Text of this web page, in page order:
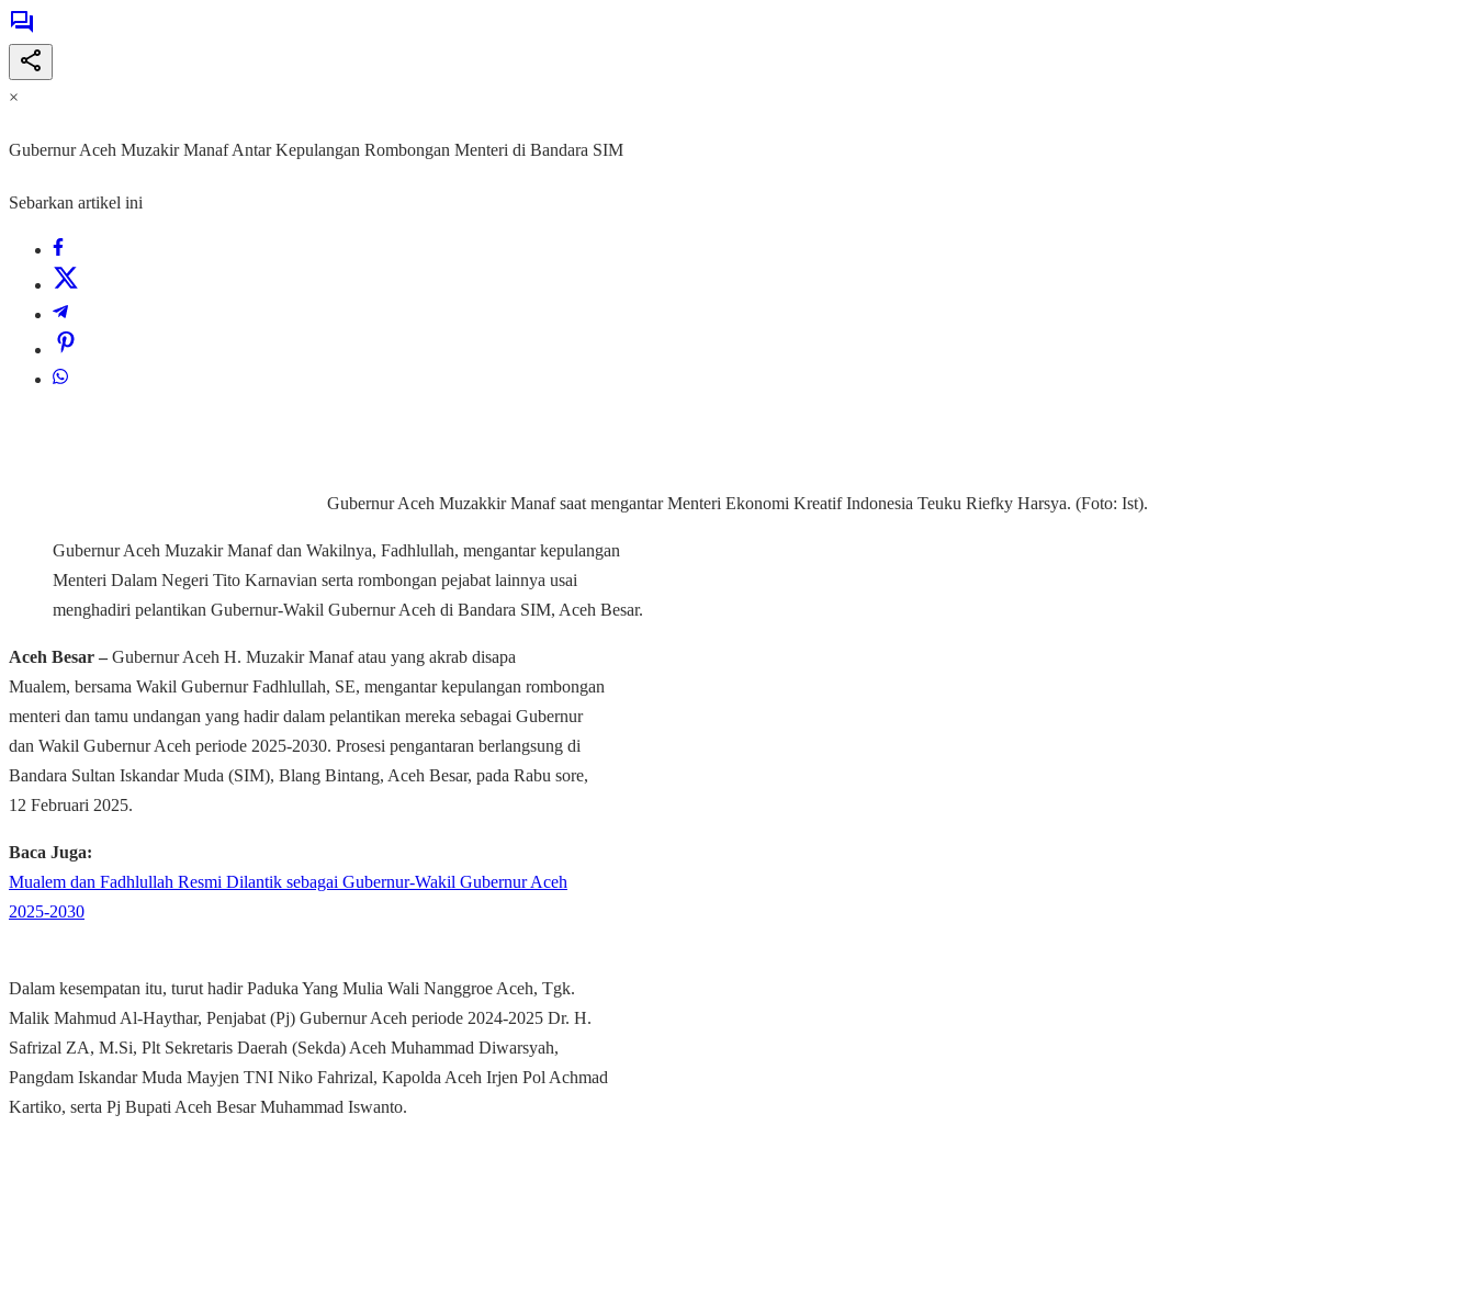
×
Gubernur Aceh Muzakir Manaf Antar Kepulangan Rombongan Menteri di Bandara SIM
Sebarkan artikel ini
Gubernur Aceh Muzakkir Manaf saat mengantar Menteri Ekonomi Kreatif Indonesia Teuku Riefky Harsya. (Foto: Ist).
Gubernur Aceh Muzakir Manaf dan Wakilnya, Fadhlullah, mengantar kepulangan
Menteri Dalam Negeri Tito Karnavian serta rombongan pejabat lainnya usai
menghadiri pelantikan Gubernur-Wakil Gubernur Aceh di Bandara SIM, Aceh Besar.
Aceh Besar – Gubernur Aceh H. Muzakir Manaf atau yang akrab disapa
Mualem, bersama Wakil Gubernur Fadhlullah, SE, mengantar kepulangan rombongan
menteri dan tamu undangan yang hadir dalam pelantikan mereka sebagai Gubernur
dan Wakil Gubernur Aceh periode 2025-2030. Prosesi pengantaran berlangsung di
Bandara Sultan Iskandar Muda (SIM), Blang Bintang, Aceh Besar, pada Rabu sore,
12 Februari 2025.
Baca Juga:
Mualem dan Fadhlullah Resmi Dilantik sebagai Gubernur-Wakil Gubernur Aceh
2025-2030
Dalam kesempatan itu, turut hadir Paduka Yang Mulia Wali Nanggroe Aceh, Tgk.
Malik Mahmud Al-Haythar, Penjabat (Pj) Gubernur Aceh periode 2024-2025 Dr. H.
Safrizal ZA, M.Si, Plt Sekretaris Daerah (Sekda) Aceh Muhammad Diwarsyah,
Pangdam Iskandar Muda Mayjen TNI Niko Fahrizal, Kapolda Aceh Irjen Pol Achmad
Kartiko, serta Pj Bupati Aceh Besar Muhammad Iswanto.